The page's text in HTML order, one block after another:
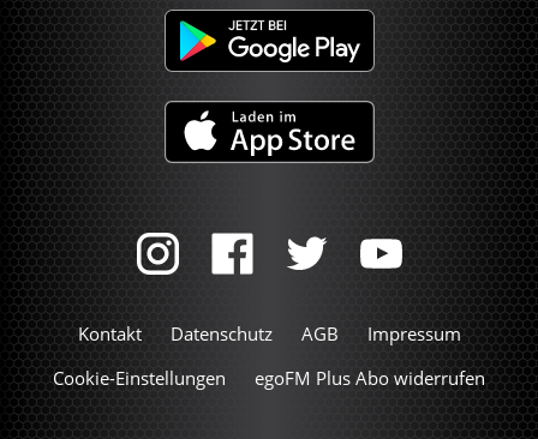
Kontakt Datenschutz AGB
Impressum
Cookie-Einstellungen
egoFM Plus Abo widerrufen